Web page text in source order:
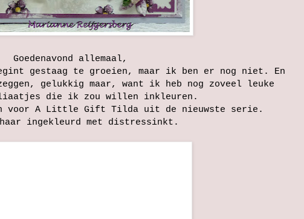
Goedenavond allemaal,
gestaag te groeien, maar ik ben er nog niet. En
gelukkig maar, want ik heb nog zoveel leuke
die ik zou willen inkleuren.
voor A Little Gift Tilda uit de nieuwste serie.
ingekleurd met distressinkt.